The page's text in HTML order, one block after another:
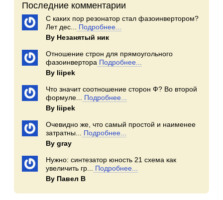
Последние комментарии
С каких пор резонатор стал фазоинвертором?
Лет дес...
Подробнее...
By Незанятый ник
Отношение строн для прямоугольного
фазоинвертора Подробнее...
By Iiipek
Что значит соотношение сторон Ф? Во второй
формуле...
Подробнее...
By Iiipek
Очевидно же, что самый простой и наименее
затратны...
Подробнее...
By gray
Нужно: синтезатор юность 21 схема как
увеличить гр...
Подробнее...
By Павел В